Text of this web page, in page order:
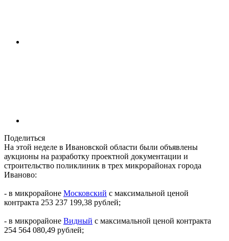
Поделиться
На этой неделе в Ивановской области были объявлены
аукционы на разработку проектной документации и
строительство поликлиник в трех микрорайонах города
Иваново:
- в микрорайоне Московский с максимальной ценой
контракта 253 237 199,38 рублей;
- в микрорайоне Видный с максимальной ценой контракта
254 564 080,49 рублей;